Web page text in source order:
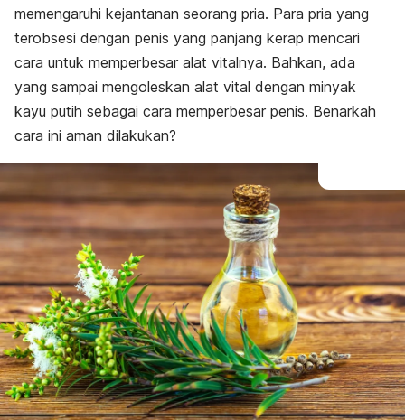
memengaruhi kejantanan seorang pria. Para pria yang
terobsesi dengan penis yang panjang kerap mencari
cara untuk memperbesar alat vitalnya. Bahkan, ada
yang sampai mengoleskan alat vital dengan minyak
kayu putih sebagai cara memperbesar penis. Benarkah
cara ini aman dilakukan?